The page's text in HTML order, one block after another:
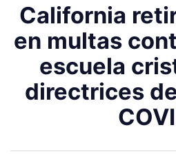
California
en multas
escuela
directrices